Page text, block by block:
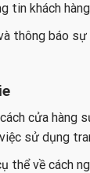
tin khách
thông báo sự
cửa hàng
sử dụng
thể về cách